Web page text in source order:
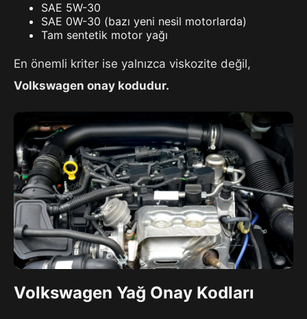
SAE 5W-30
SAE 0W-30 (bazı yeni nesil motorlarda)
Tam sentetik motor yağı
En önemli kriter ise yalnızca viskozite değil,
Volkswagen onay kodudur.
Volkswagen Yağ Onay Kodları